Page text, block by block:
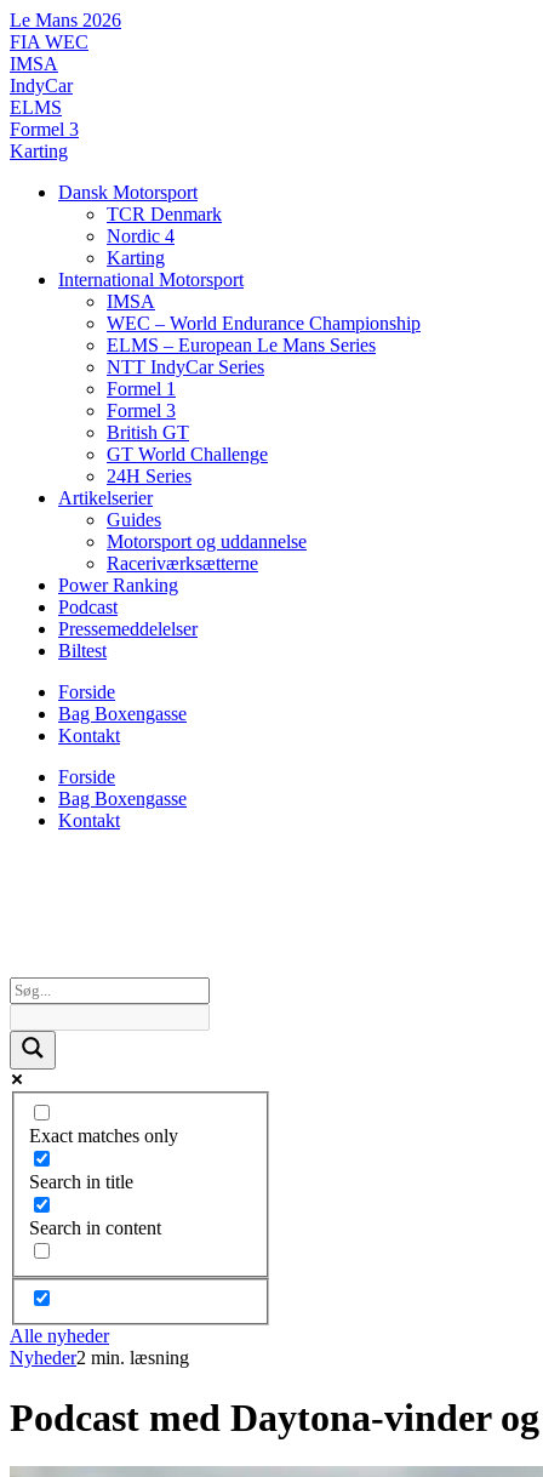
Videre
til
indhold
Le Mans 2026
FIA WEC
IMSA
IndyCar
ELMS
Formel 3
Karting
Dansk Motorsport
TCR Denmark
Nordic 4
Karting
International Motorsport
IMSA
WEC – World Endurance Championship
ELMS – European Le Mans Series
NTT IndyCar Series
Formel 1
Formel 3
British GT
GT World Challenge
24H Series
Artikelserier
Guides
Motorsport og uddannelse
Raceriværksætterne
Power Ranking
Podcast
Pressemeddelelser
Biltest
Forside
Bag Boxengasse
Kontakt
Forside
Bag Boxengasse
Kontakt
Exact matches only
Search in title
Search in content
Alle nyheder
Nyheder2 min. læsning
Podcast med Daytona-vinder